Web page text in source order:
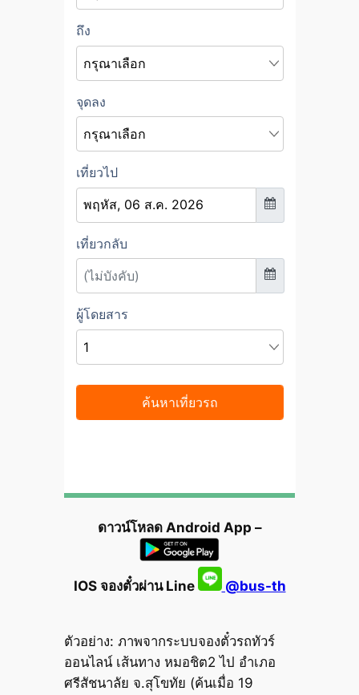
ดาวน์โหลด Android App –
IOS จองตั๋วผ่าน Line @bus-th
ตัวอย่าง: ภาพจากระบบจองตั๋วรถทัวร์
ออนไลน์ เส้นทาง หมอชิต2 ไป อำเภอ
ศรีสัชนาลัย จ.สุโขทัย (ค้นเมื่อ 19